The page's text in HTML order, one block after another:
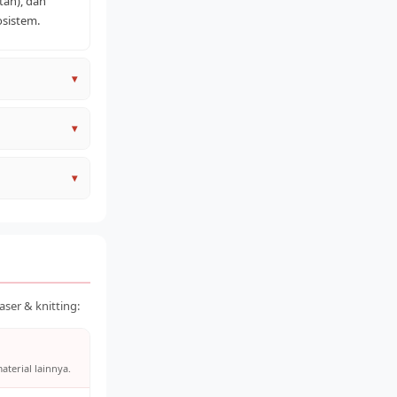
▾
▾
▾
& knitting:
lainnya.